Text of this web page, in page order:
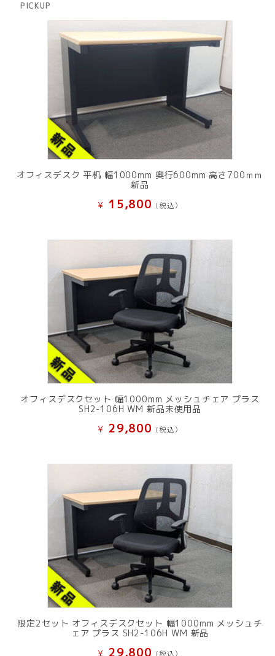
PICKUP
オフィスデスク 平机 幅1000mm 奥行600mm 高さ700ｍｍ
新品
¥ 15,800 (税込）
オフィスデスクセット 幅1000mm メッシュチェア プラス
SH2-106H WM 新品未使用品
¥ 29,800 (税込）
限定2セット オフィスデスクセット 幅1000mm メッシュチ
ェア プラス SH2-106H WM 新品
¥ 29,800